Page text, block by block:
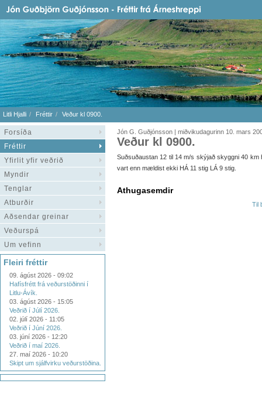
Litli Hjalli Fréttir Veður kl 0900.
Forsíða
Fréttir
Yfirlit yfir veðrið
Myndir
Tenglar
Atburðir
Aðsendar greinar
Veðurspá
Um vefinn
Fleiri fréttir
09. ágúst 2026 - 09:02
Hafísfrétt frá veðurstöðinni í
Litlu-Ávík.
03. ágúst 2026 - 15:05
Veðrið í Júlí 2026.
02. júlí 2026 - 11:05
Veðrið í Júní 2026.
03. júní 2026 - 12:20
Veðrið í maí 2026.
27. maí 2026 - 10:20
Skipt um sjálfvirku veðurstöðina.
Jón G. Guðjónsson | miðvikudagurinn 10. mars
Veður kl 0900.
Suðsuðaustan 12 til 14 m/s skýjað skyggni 40
vart enn mældist ekki HÁ 11 stig LÁ 9 stig.
Athugasemdir
Til